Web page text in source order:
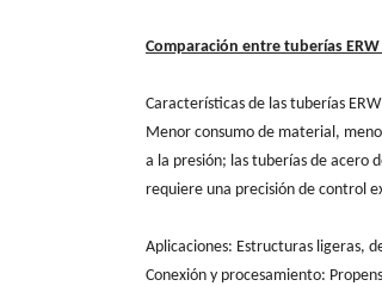
Comparación entre tuberías
Características de las tuberías
Menor consumo de material,
a la presión; las tuberías de acero
requiere una precisión de control
Aplicaciones: Estructuras ligeras,
Conexión y procesamiento: